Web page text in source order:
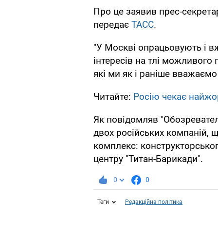
Про це заявив прес-
передає ТАСС.
"У Москві опрацьовують і
інтересів на тлі можливого
які ми як і раніше
Читайте: Росію чекає
Як повідомляв
двох російських
комплекс:
центру "Титан-Барикади".
0 0
Теги Редакційна політика